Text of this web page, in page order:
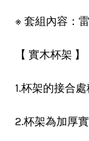
※ 套組內容：
【 實木杯架 】
1.杯架的接合
2.杯架為加厚